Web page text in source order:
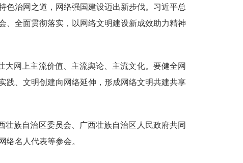
治网之道，网络强国建设迈出新步伐。习近平总
全面贯彻落实，以网络文明建设新成效助力精神
网上主流价值、主流舆论、主流文化。要健全网
践、文明创建向网络延伸，形成网络文明共建共享
族自治区委员会、广西壮族自治区人民政府共同
名人代表等参会。